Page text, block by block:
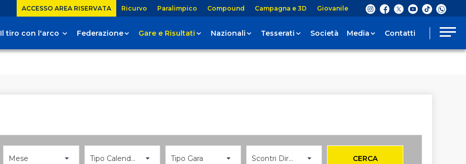
ACCESSO AREA RISERVATA Ricurvo Paralimpico Compound Campagna e 3D Giovanile
Il tiro con l'arco Federazione Gare e Risultati Nazionali Tesserati Società Media Contatti
Mese Tipo Calendario Tipo Gara Scontri Diretti CERCA